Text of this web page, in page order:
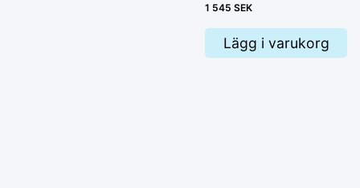
1 545 SEK
Lägg i varukorg